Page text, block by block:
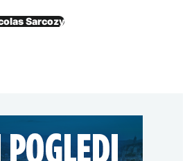
Sarcozy